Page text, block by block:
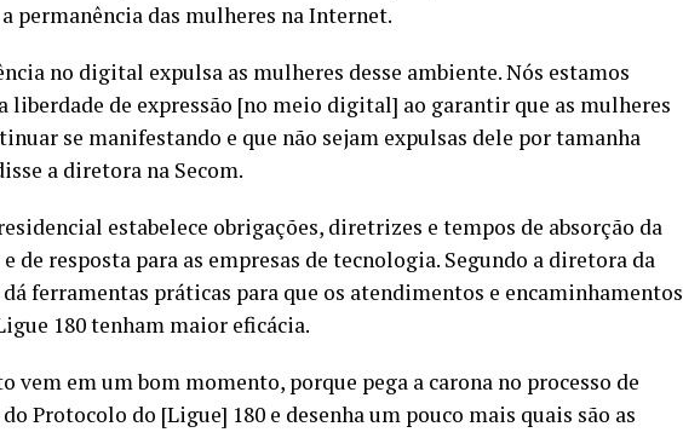
a permanência das mulheres na Internet.
no digital expulsa as mulheres desse ambiente. Nós estamos
liberdade de expressão [no meio digital] ao garantir que as mulheres
se manifestando e que não sejam expulsas dele por tamanha
a diretora na Secom.
estabelece obrigações, diretrizes e tempos de absorção da
de resposta para as empresas de tecnologia. Segundo a diretora da
dá ferramentas práticas para que os atendimentos e encaminhamentos
180 tenham maior eficácia.
vem em um bom momento, porque pega a carona no processo de
Protocolo do [Ligue] 180 e desenha um pouco mais quais são as